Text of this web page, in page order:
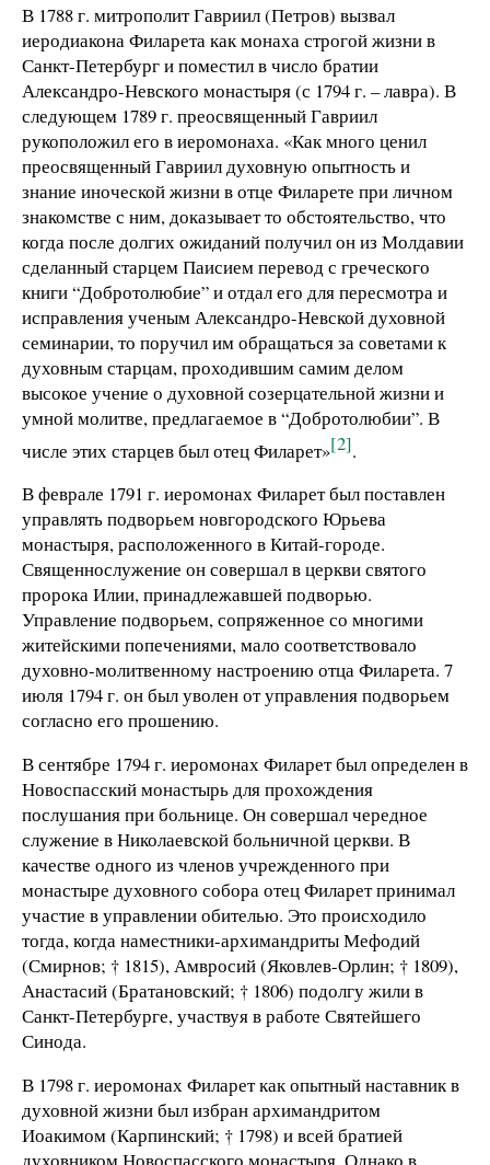
В 1788 г. митрополит Гавриил (Петров) вызвал
иеродиакона Филарета как монаха строгой жизни в
Санкт-Петербург и поместил в число братии
Александро-Невского монастыря (с 1794 г. – лавра). В
следующем 1789 г. преосвященный Гавриил
рукоположил его в иеромонаха. «Как много ценил
преосвященный Гавриил духовную опытность и
знание иноческой жизни в отце Филарете при личном
знакомстве с ним, доказывает то обстоятельство, что
когда после долгих ожиданий получил он из Молдавии
сделанный старцем Паисием перевод с греческого
книги “Добротолюбие” и отдал его для пересмотра и
исправления ученым Александро-Невской духовной
семинарии, то поручил им обращаться за советами к
духовным старцам, проходившим самим делом
высокое учение о духовной созерцательной жизни и
умной молитве, предлагаемое в “Добротолюбии”. В
числе этих старцев был отец Филарет»[2].
В феврале 1791 г. иеромонах Филарет был поставлен
управлять подворьем новгородского Юрьева
монастыря, расположенного в Китай-городе.
Священнослужение он совершал в церкви святого
пророка Илии, принадлежавшей подворью.
Управление подворьем, сопряженное со многими
житейскими попечениями, мало соответствовало
духовно-молитвенному настроению отца Филарета. 7
июля 1794 г. он был уволен от управления подворьем
согласно его прошению.
В сентябре 1794 г. иеромонах Филарет был определен в
Новоспасский монастырь для прохождения
послушания при больнице. Он совершал чередное
служение в Николаевской больничной церкви. В
качестве одного из членов учрежденного при
монастыре духовного собора отец Филарет принимал
участие в управлении обителью. Это происходило
тогда, когда наместники-архимандриты Мефодий
(Смирнов; † 1815), Амвросий (Яковлев-Орлин; † 1809),
Анастасий (Братановский; † 1806) подолгу жили в
Санкт-Петербурге, участвуя в работе Святейшего
Синода.
В 1798 г. иеромонах Филарет как опытный наставник в
духовной жизни был избран архимандритом
Иоакимом (Карпинский; † 1798) и всей братией
духовником Новоспасского монастыря. Однако в